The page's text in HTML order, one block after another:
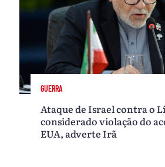
GUERRA
Ataque de Israel contra o
considerado violação do
EUA, adverte Irã